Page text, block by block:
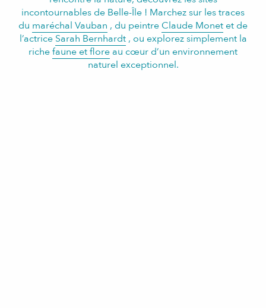
incontournables de Belle-Île ! Marchez sur les traces
du maréchal Vauban , du peintre Claude Monet et de
l’actrice Sarah Bernhardt, ou explorez simplement la
richefaune et flore au cœur d’un environnement
naturel exceptionnel.